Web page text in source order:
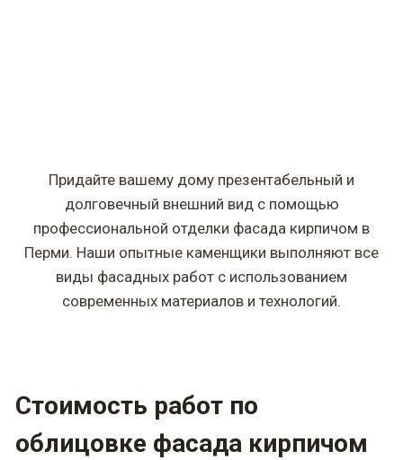
Придайте вашему дому презентабельный и
долговечный внешний вид с помощью
профессиональной отделки фасада кирпичом в
Перми. Наши опытные каменщики выполняют все
виды фасадных работ с использованием
современных материалов и технологий.
Стоимость работ по
облицовке фасада кирпичом